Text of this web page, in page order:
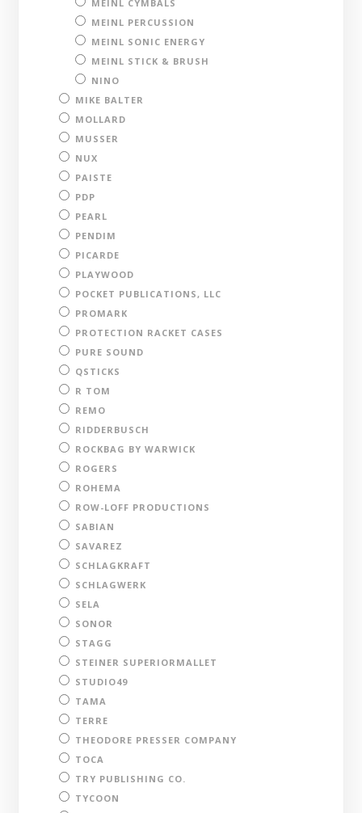
MEINL CYMBALS
MEINL PERCUSSION
MEINL SONIC ENERGY
MEINL STICK & BRUSH
NINO
MIKE BALTER
MOLLARD
MUSSER
NUX
PAISTE
PDP
PEARL
PENDIM
PICARDE
PLAYWOOD
POCKET PUBLICATIONS, LLC
PROMARK
PROTECTION RACKET CASES
PURE SOUND
QSTICKS
R TOM
REMO
RIDDERBUSCH
ROCKBAG BY WARWICK
ROGERS
ROHEMA
ROW-LOFF PRODUCTIONS
SABIAN
SAVAREZ
SCHLAGKRAFT
SCHLAGWERK
SELA
SONOR
STAGG
STEINER SUPERIORMALLET
STUDIO49
TAMA
TERRE
THEODORE PRESSER COMPANY
TOCA
TRY PUBLISHING CO.
TYCOON